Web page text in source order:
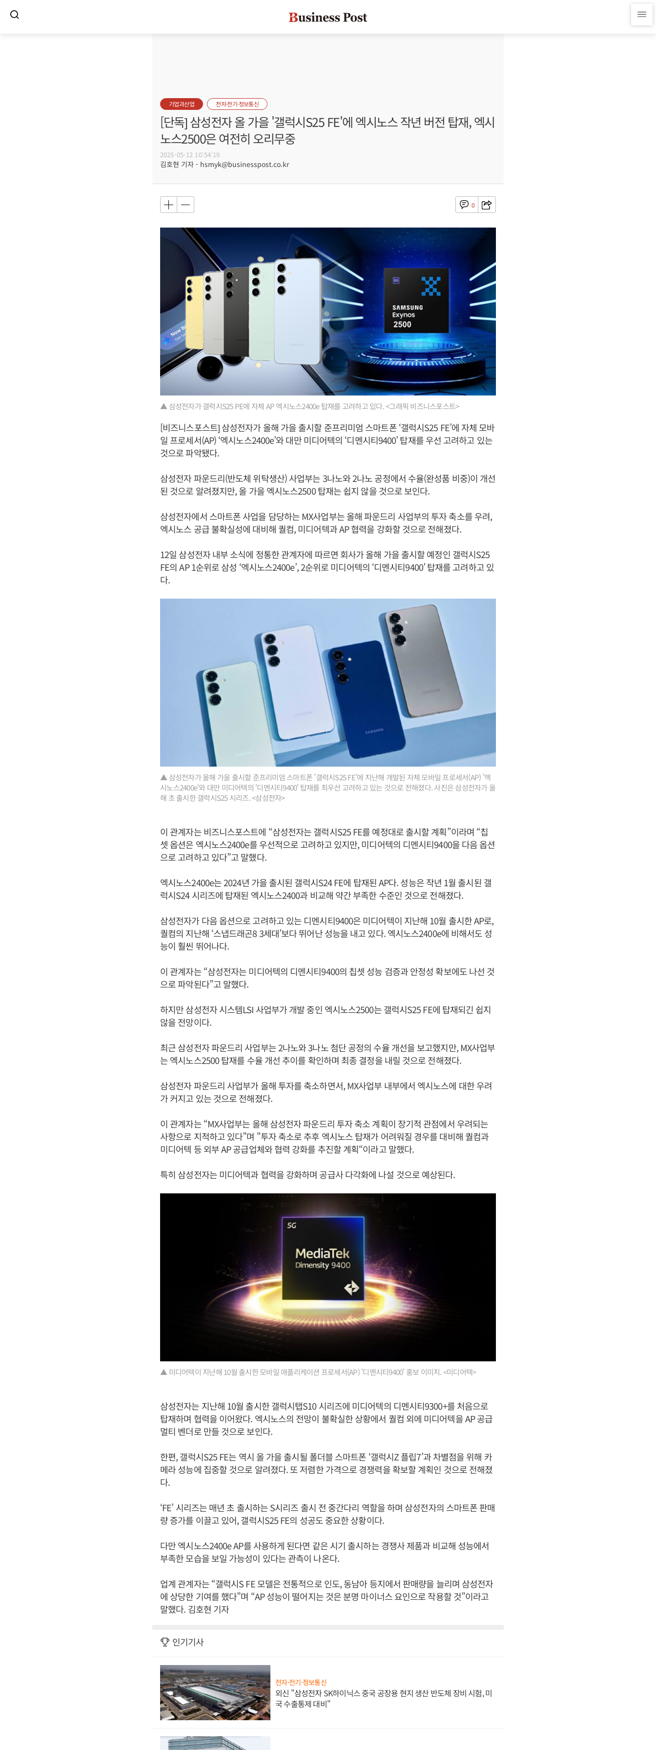
기업과산업 전자·전기·정보통신
[단독] 삼성전자 올 가을 '갤럭시S25 FE'에 엑시노스 작년 버전 탑재, 엑시
노스2500은 여전히 오리무중
2025-05-12 10:54:19
김호현 기자 - hsmyk@businesspost.co.kr
0
▲ 삼성전자가 갤럭시S25 PE에 자체 AP 엑시노스2400e 탑재를 고려하고 있다. <그래픽 비즈니스포스트>
[비즈니스포스트] 삼성전자가 올해 가을 출시할 준프리미엄 스마트폰 ‘갤럭시S25 FE’에 자체 모바
일 프로세서(AP) ‘엑시노스2400e’와 대만 미디어텍의 ‘디멘시티9400’ 탑재를 우선 고려하고 있는
것으로 파악됐다.
삼성전자 파운드리(반도체 위탁생산) 사업부는 3나노와 2나노 공정에서 수율(완성품 비중)이 개선
된 것으로 알려졌지만, 올 가을 엑시노스2500 탑재는 쉽지 않을 것으로 보인다.
삼성전자에서 스마트폰 사업을 담당하는 MX사업부는 올해 파운드리 사업부의 투자 축소를 우려,
엑시노스 공급 불확실성에 대비해 퀄컴, 미디어텍과 AP 협력을 강화할 것으로 전해졌다.
12일 삼성전자 내부 소식에 정통한 관계자에 따르면 회사가 올해 가을 출시할 예정인 갤럭시S25
FE의 AP 1순위로 삼성 ‘엑시노스2400e’, 2순위로 미디어텍의 ‘디멘시티9400’ 탑재를 고려하고 있
다.
▲ 삼성전자가 올해 가을 출시할 준프리미엄 스마트폰 '갤럭시S25 FE'에 지난해 개발된 자체 모바일 프로세서(AP) '엑
시노스2400e'와 대만 미디어텍의 '디멘시티9400' 탑재를 최우선 고려하고 있는 것으로 전해졌다. 사진은 삼성전자가 올
해 초 출시한 갤럭시S25 시리즈. <삼성전자>
이 관계자는 비즈니스포스트에 “삼성전자는 갤럭시S25 FE를 예정대로 출시할 계획”이라며 “칩
셋 옵션은 엑시노스2400e를 우선적으로 고려하고 있지만, 미디어텍의 디멘시티9400을 다음 옵션
으로 고려하고 있다”고 말했다.
엑시노스2400e는 2024년 가을 출시된 갤럭시S24 FE에 탑재된 AP다. 성능은 작년 1월 출시된 갤
럭시S24 시리즈에 탑재된 엑시노스2400과 비교해 약간 부족한 수준인 것으로 전해졌다.
삼성전자가 다음 옵션으로 고려하고 있는 디멘시티9400은 미디어텍이 지난해 10월 출시한 AP로,
퀄컴의 지난해 ‘스냅드래곤8 3세대’보다 뛰어난 성능을 내고 있다. 엑시노스2400e에 비해서도 성
능이 훨씬 뛰어나다.
이 관계자는 “삼성전자는 미디어텍의 디멘시티9400의 칩셋 성능 검증과 안정성 확보에도 나선 것
으로 파악된다”고 말했다.
하지만 삼성전자 시스템LSI 사업부가 개발 중인 엑시노스2500는 갤럭시S25 FE에 탑재되긴 쉽지
않을 전망이다.
최근 삼성전자 파운드리 사업부는 2나노와 3나노 첨단 공정의 수율 개선을 보고했지만, MX사업부
는 엑시노스2500 탑재를 수율 개선 추이를 확인하며 최종 결정을 내릴 것으로 전해졌다.
삼성전자 파운드리 사업부가 올해 투자를 축소하면서, MX사업부 내부에서 엑시노스에 대한 우려
가 커지고 있는 것으로 전해졌다.
이 관계자는 “MX사업부는 올해 삼성전자 파운드리 투자 축소 계획이 장기적 관점에서 우려되는
사항으로 지적하고 있다”며 "투자 축소로 추후 엑시노스 탑재가 어려워질 경우를 대비해 퀄컴과
미디어텍 등 외부 AP 공급업체와 협력 강화를 추진할 계획“이라고 말했다.
특히 삼성전자는 미디어텍과 협력을 강화하며 공급사 다각화에 나설 것으로 예상된다.
▲ 미디어텍이 지난해 10월 출시한 모바일 애플리케이션 프로세서(AP) '디멘시티9400' 홍보 이미지. <미디어텍>
삼성전자는 지난해 10월 출시한 갤럭시탭S10 시리즈에 미디어텍의 디멘시티9300+를 처음으로
탑재하며 협력을 이어왔다. 엑시노스의 전망이 불확실한 상황에서 퀄컴 외에 미디어텍을 AP 공급
멀티 벤더로 만들 것으로 보인다.
한편, 갤럭시S25 FE는 역시 올 가을 출시될 폴더블 스마트폰 ‘갤럭시Z 플립7’과 차별점을 위해 카
메라 성능에 집중할 것으로 알려졌다. 또 저렴한 가격으로 경쟁력을 확보할 계획인 것으로 전해졌
다.
‘FE’ 시리즈는 매년 초 출시하는 S시리즈 출시 전 중간다리 역할을 하며 삼성전자의 스마트폰 판매
량 증가를 이끌고 있어, 갤럭시S25 FE의 성공도 중요한 상황이다.
다만 엑시노스2400e AP를 사용하게 된다면 같은 시기 출시하는 경쟁사 제품과 비교해 성능에서
부족한 모습을 보일 가능성이 있다는 관측이 나온다.
업계 관계자는 “갤럭시S FE 모델은 전통적으로 인도, 동남아 등지에서 판매량을 늘리며 삼성전자
에 상당한 기여를 했다”며 “AP 성능이 떨어지는 것은 분명 마이너스 요인으로 작용할 것”이라고
말했다. 김호현 기자
인기기사
전자·전기·정보통신
외신 "삼성전자 SK하이닉스 중국 공장용 현지 생산 반도체 장비 시험, 미
국 수출통제 대비"